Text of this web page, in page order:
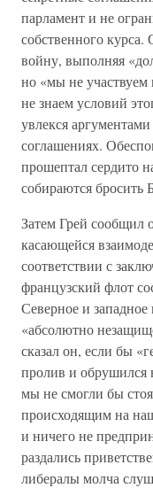
парламент и не
собственного
войну, выполняя
но «мы не
не знаем условий
увлекся
соглашениях.
прошептал сердито
собираются бросить
Затем Грей сообщил
касающейся
соответствии с
французский флот
Северное и
«абсолютно
сказал он, если бы
пролив и
мы не смогли бы
происходящим на
и ничего не
раздались
либералы молча